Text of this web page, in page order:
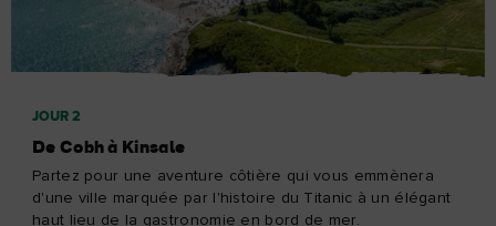
JOUR 2
De Cobh à Kinsale
Partez pour une aventure côtière qui vous emmènera
d'une ville marquée par l'histoire du Titanic à un élégant
haut lieu de la gastronomie en bord de mer.